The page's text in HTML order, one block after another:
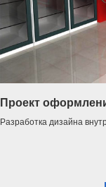
Проект
Разработка дизайна